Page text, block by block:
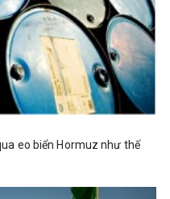
eo biển Hormuz như thế